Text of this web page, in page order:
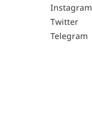
Instagram
Twitter
Telegram